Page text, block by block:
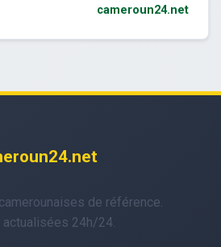
cameroun24.net
de référence.
24h/24.